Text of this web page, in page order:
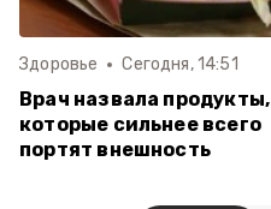
Здоровье Сегодня, 14:51
Врач назвала продукты,
которые сильнее всего
портят внешность